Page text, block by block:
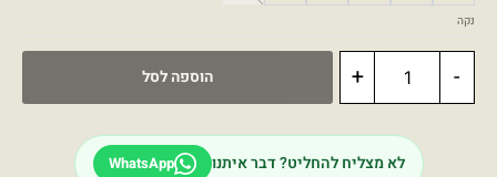
נקה
-
+ הוספה לסל
לא מצליח להחליט? דבר איתנו WhatsApp